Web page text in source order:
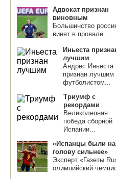
Адвокат признан
виновным
Большинство
винят в провале...
Иньеста
лучшим
Андрес Иньеста
признан лучшим
футболистом...
Триумф с
рекордами
Великолепная
победа сборной
Испании...
«Испанцы были на
голову сильнее»
Эксперт
олимпийский